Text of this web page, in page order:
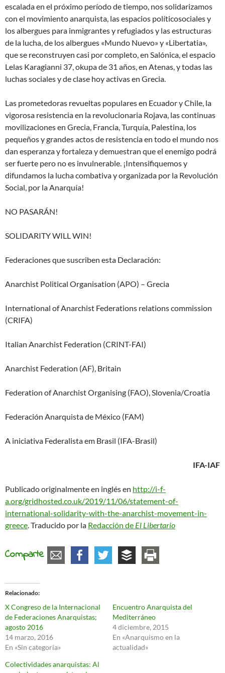
escalada en el próximo período de tiempo, nos solidarizamos
con el movimiento anarquista, las espacios políticosociales y
los albergues para inmigrantes y refugiados y las estructuras
de la lucha, de los albergues «Mundo Nuevo» y «Libertatia»,
que se reconstruyen casi por completo, en Salónica, el espacio
Lelas Karagianni 37, okupa de 31 años, en Atenas, y todas las
luchas sociales y de clase hoy activas en Grecia.
Las prometedoras revueltas populares en Ecuador y Chile, la
vigorosa resistencia en la revolucionaria Rojava, las continuas
movilizaciones en Grecia, Francia, Turquía, Palestina, los
pequeños y grandes actos de resistencia en todo el mundo nos
dan esperanza y fortaleza y demuestran que el enemigo podrá
ser fuerte pero no es invulnerable. ¡Intensifiquemos y
difundamos la lucha combativa y organizada por la Revolución
Social, por la Anarquía!
NO PASARÁN!
SOLIDARITY WILL WIN!
Federaciones que suscriben esta Declaración:
Anarchist Political Organisation (APO) – Grecia
International of Anarchist Federations relations commission
(CRIFA)
Italian Anarchist Federation (CRINT-FAI)
Anarchist Federation (AF), Britain
Federation of Anarchist Organising (FAO), Slovenia/Croatia
Federación Anarquista de México (FAM)
A iniciativa Federalista em Brasil (IFA-Brasil)
IFA-IAF
Publicado originalmente en inglés en http://i-f-
a.org/gridhosted.co.uk/2019/11/06/statement-of-
international-solidarity-with-the-anarchist-movement-in-
greece. Traducido por la Redacción de El Libertario
Comparte
Relacionado
X Congreso de la Internacional
de Federaciones Anarquistas;
agosto 2016
14 marzo, 2016
En «Sin categoría»
Encuentro Anarquista del
Mediterráneo
4 diciembre, 2015
En «Anarquismo en la
actualidad»
Colectividades anarquistas: Al